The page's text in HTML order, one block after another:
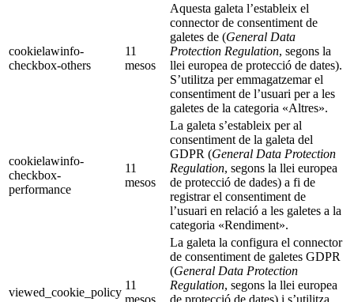
cookielawinfo-
checkbox-others
11
mesos
Aquesta galeta l’estableix el
connector de consentiment de
galetes de (General Data
Protection Regulation, segons la
llei europea de protecció de dates).
S’utilitza per emmagatzemar el
consentiment de l’usuari per a les
galetes de la categoria «Altres».
cookielawinfo-
checkbox-
performance
11
mesos
La galeta s’estableix per al
consentiment de la galeta del
GDPR (General Data Protection
Regulation, segons la llei europea
de protecció de dades) a fi de
registrar el consentiment de
l’usuari en relació a les galetes a la
categoria «Rendiment».
viewed_cookie_policy
11
mesos
La galeta la configura el connector
de consentiment de galetes GDPR
(General Data Protection
Regulation, segons la llei europea
de protecció de dates) i s’utilitza